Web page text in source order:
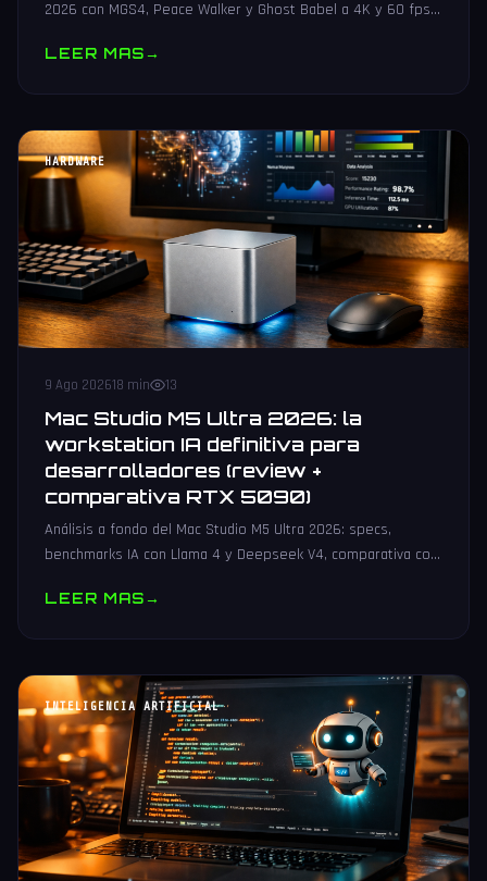
2026 con MGS4, Peace Walker y Ghost Babel a 4K y 60 fps
LEER MAS→
HARDWARE
9 Ago 202618 min 13
Mac Studio M5 Ultra 2026: la
workstation IA definitiva para
desarrolladores (review +
comparativa RTX 5090)
Análisis a fondo del Mac Studio M5 Ultra 2026: specs,
benchmarks IA con Llama 4 y Deepseek V4, comparativa con
IA local.
LEER MAS→
INTELIGENCIA ARTIFICIAL